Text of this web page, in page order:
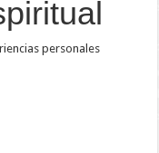
personales